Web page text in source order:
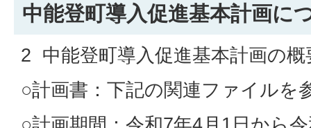
中能登町導入促進基本計画に
2 中能登町導入促進基本計画の概
○計画書：下記の関連ファイルを